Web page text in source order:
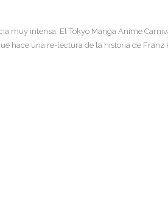
muy intensa. El Tokyo Manga Anime
hace una re-lectura de la historia de Franz